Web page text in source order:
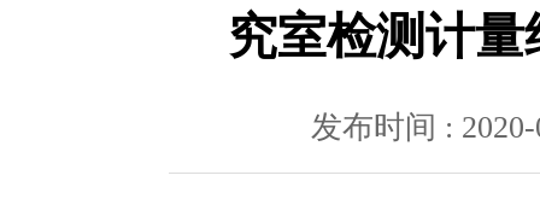
究室检测计
发布时间 :